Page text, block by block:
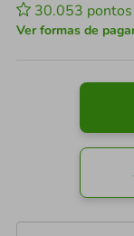
30.053 pontos
Ver formas de